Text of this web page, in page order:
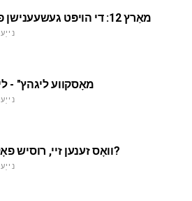
מאַרץ 12: די הויפּט געשעענישן פון די טאָג
"מאָסקווע ליגהץ" -
וואָס זענען זיי, רוסיש פאָלק אידיש?